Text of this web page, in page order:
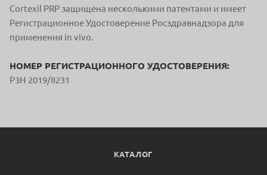
Cortexil PRP защищена несколькими патентами и имеет
Регистрационное Удостоверение Росздравнадзора для
применения in vivo.
НОМЕР РЕГИСТРАЦИОННОГО УДОСТОВЕРЕНИЯ:
Р3Н 2019/8231
КАТАЛОГ